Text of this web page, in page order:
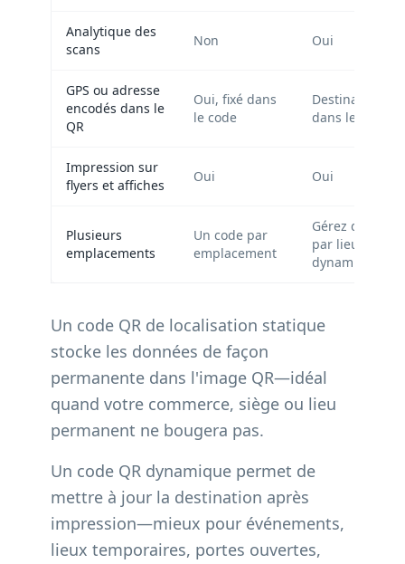
Analytique des
scans
Non Oui
GPS ou adresse
encodés dans le
QR
Oui, fixé dans
le code
Destination
dans le
Impression sur
flyers et affiches
Oui Oui
Plusieurs
emplacements
Un code par
emplacement
Gérez des
par lieu avec
dynamiques
Un code QR de localisation statique
stocke les données de façon
permanente dans l'image QR—idéal
quand votre commerce, siège ou lieu
permanent ne bougera pas.
Un code QR dynamique permet de
mettre à jour la destination après
impression—mieux pour événements,
lieux temporaires, portes ouvertes,